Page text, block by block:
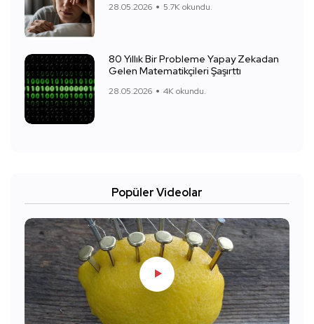
28.05.2026 5.7K okundu.
80 Yıllık Bir Probleme Yapay Zekadan
Gelen Matematikçileri Şaşırttı
28.05.2026 4K okundu.
Popüler Videolar